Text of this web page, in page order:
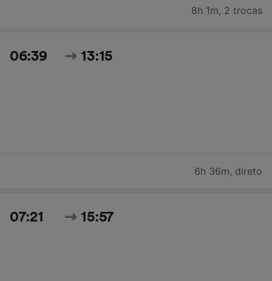
8h 1m, 2 trocas
06:39 13:15
6h 36m, direto
07:21 15:57